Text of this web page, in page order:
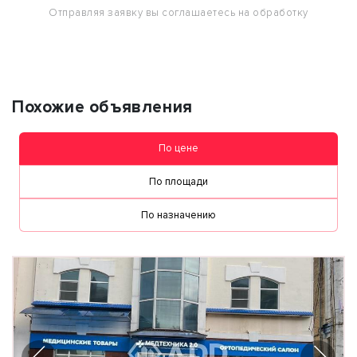
Отправляя заявку вы соглашаетесь на обработку
Похожие объявления
По цене
По площади
По назначению